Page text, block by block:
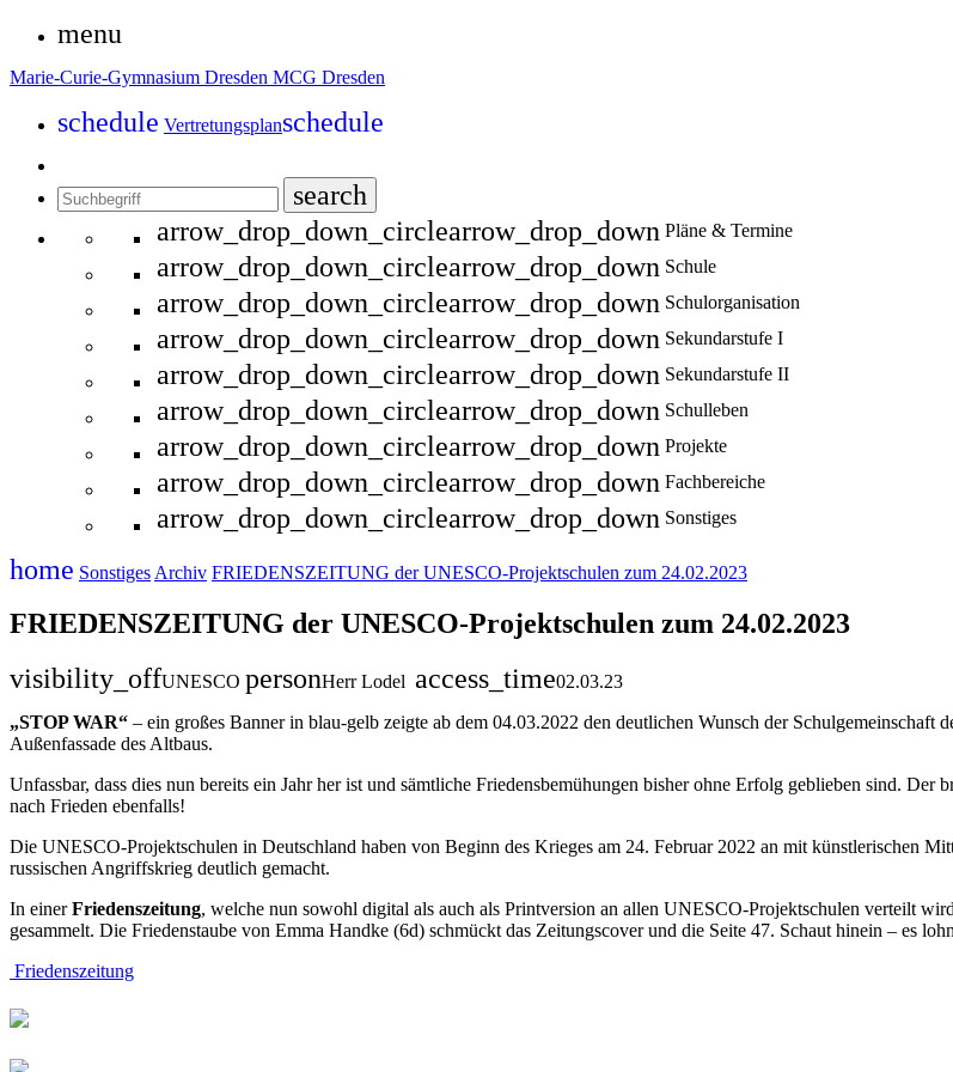
menu
Marie-Curie-Gymnasium Dresden MCG Dresden
schedule Vertretungsplanschedule
search
arrow_drop_down_circlearrow_drop_down Pläne & Termine
arrow_drop_down_circlearrow_drop_down Schule
arrow_drop_down_circlearrow_drop_down Schulorganisation
arrow_drop_down_circlearrow_drop_down Sekundarstufe I
arrow_drop_down_circlearrow_drop_down Sekundarstufe II
arrow_drop_down_circlearrow_drop_down Schulleben
arrow_drop_down_circlearrow_drop_down Projekte
arrow_drop_down_circlearrow_drop_down Fachbereiche
arrow_drop_down_circlearrow_drop_down Sonstiges
home Sonstiges Archiv FRIEDENSZEITUNG der UNESCO-Projektschulen zum 24.02.2023
FRIEDENSZEITUNG der UNESCO-Projektschulen zum 24.02.2023
visibility_offUNESCO personHerr Lodel access_time02.03.23
„STOP WAR“ – ein großes Banner in blau-gelb zeigte ab dem 04.03.2022 den deutlichen Wunsch der
Außenfassade des Altbaus.
Unfassbar, dass dies nun bereits ein Jahr her ist und sämtliche Friedensbemühungen bisher ohne Erfolg geblieben sind.
nach Frieden ebenfalls!
Die UNESCO-Projektschulen in Deutschland haben von Beginn des Krieges am 24. Februar 2022 an mit künstlerischen
russischen Angriffskrieg deutlich gemacht.
In einerFriedenszeitung, welche nun sowohl digital als auch als Printversion an allen UNESCO-Projektschulen verteilt
gesammelt. Die Friedenstaube von Emma Handke (6d) schmückt das Zeitungscover und die Seite 47. Schaut hinein – es
Friedenszeitung